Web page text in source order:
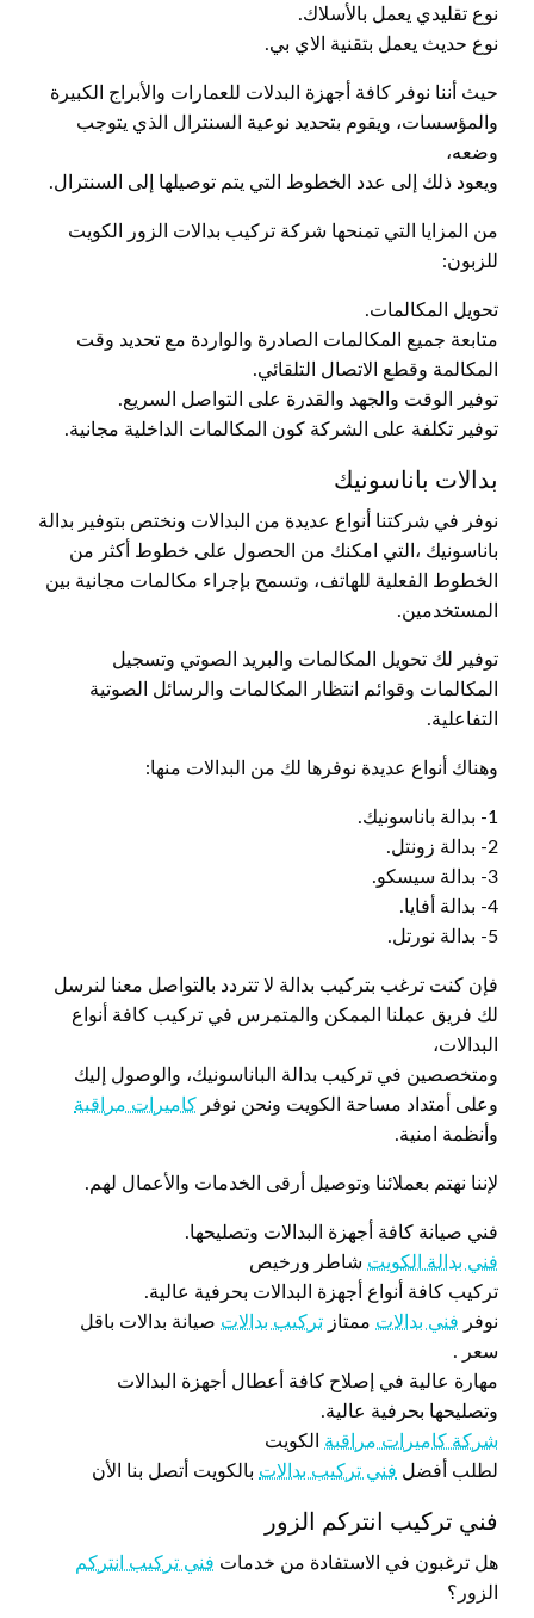
نوع تقليدي يعمل بالأسلاك.
نوع حديث يعمل بتقنية الاي بي.
حيث أننا نوفر كافة أجهزة البدلات للعمارات والأبراج الكبيرة
والمؤسسات، ويقوم بتحديد نوعية السنترال الذي يتوجب
وضعه،
ويعود ذلك إلى عدد الخطوط التي يتم توصيلها إلى السنترال.
من المزايا التي تمنحها شركة تركيب بدالات الزور الكويت
للزبون:
تحويل المكالمات.
متابعة جميع المكالمات الصادرة والواردة مع تحديد وقت
المكالمة وقطع الاتصال التلقائي.
توفير الوقت والجهد والقدرة على التواصل السريع.
توفير تكلفة على الشركة كون المكالمات الداخلية مجانية.
بدالات باناسونيك
نوفر في شركتنا أنواع عديدة من البدالات ونختص بتوفير بدالة
باناسونيك ،التي امكنك من الحصول على خطوط أكثر من
الخطوط الفعلية للهاتف، وتسمح بإجراء مكالمات مجانية بين
المستخدمين.
توفير لك تحويل المكالمات والبريد الصوتي وتسجيل
المكالمات وقوائم انتظار المكالمات والرسائل الصوتية
التفاعلية.
وهناك أنواع عديدة نوفرها لك من البدالات منها:
1- بدالة باناسونيك.
2- بدالة زونتل.
3- بدالة سيسكو.
4- بدالة أفايا.
5- بدالة نورتل.
فإن كنت ترغب بتركيب بدالة لا تتردد بالتواصل معنا لنرسل
لك فريق عملنا الممكن والمتمرس في تركيب كافة أنواع
البدالات،
ومتخصصين في تركيب بدالة الباناسونيك، والوصول إليك
وعلى أمتداد مساحة الكويت ونحن نوفر كاميرات مراقبة
وأنظمة امنية.
لإننا نهتم بعملائنا وتوصيل أرقى الخدمات والأعمال لهم.
فني صيانة كافة أجهزة البدالات وتصليحها.
فني بدالة الكويت شاطر ورخيص
تركيب كافة أنواع أجهزة البدالات بحرفية عالية.
نوفر فني بدالات ممتاز تركيب بدالات صيانة بدالات باقل
سعر .
مهارة عالية في إصلاح كافة أعطال أجهزة البدالات
وتصليحها بحرفية عالية.
شركة كاميرات مراقبة الكويت
لطلب أفضل فني تركيب بدالات بالكويت أتصل بنا الأن
فني تركيب انتركم الزور
هل ترغبون في الاستفادة من خدمات فني تركيب انتركم
الزور؟